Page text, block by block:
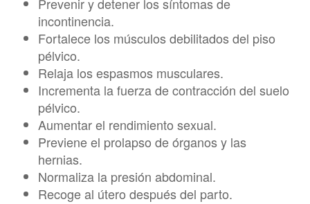
Prevenir y detener los síntomas de
incontinencia.
Fortalece los músculos debilitados del piso
pélvico.
Relaja los espasmos musculares.
Incrementa la fuerza de contracción del suelo
pélvico.
Aumentar el rendimiento sexual.
Previene el prolapso de órganos y las
hernias.
Normaliza la presión abdominal.
Recoge al útero después del parto.